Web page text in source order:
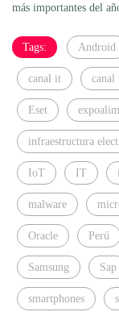
más importantes del
Tags: Android
canal it canal
Eset
infraestructura
IoT IT
malware
Oracle Perú
Samsung Sap
smartphones